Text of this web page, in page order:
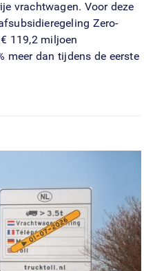
vrachtwagen. Voor deze
Zero-
119,2 miljoen
meer dan tijdens de eerste